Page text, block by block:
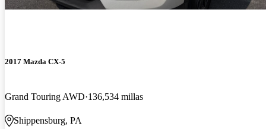
2017 Mazda CX-5
Grand Touring AWD 136,534 millas
Shippensburg, PA